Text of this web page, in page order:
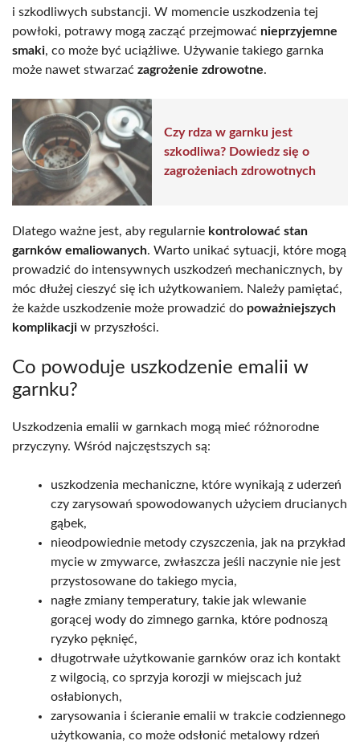
i szkodliwych substancji. W momencie uszkodzenia tej
powłoki, potrawy mogą zacząć przejmować nieprzyjemne
smaki, co może być uciążliwe. Używanie takiego garnka
może nawet stwarzać zagrożenie zdrowotne.
Czy rdza w garnku jest
szkodliwa? Dowiedz się o
zagrożeniach zdrowotnych
Dlatego ważne jest, aby regularnie kontrolować stan
garnków emaliowanych. Warto unikać sytuacji, które mogą
prowadzić do intensywnych uszkodzeń mechanicznych, by
móc dłużej cieszyć się ich użytkowaniem. Należy pamiętać,
że każde uszkodzenie może prowadzić do poważniejszych
komplikacji w przyszłości.
Co powoduje uszkodzenie emalii w
garnku?
Uszkodzenia emalii w garnkach mogą mieć różnorodne
przyczyny. Wśród najczęstszych są:
uszkodzenia mechaniczne, które wynikają z uderzeń
czy zarysowań spowodowanych użyciem drucianych
gąbek,
nieodpowiednie metody czyszczenia, jak na przykład
mycie w zmywarce, zwłaszcza jeśli naczynie nie jest
przystosowane do takiego mycia,
nagłe zmiany temperatury, takie jak wlewanie
gorącej wody do zimnego garnka, które podnoszą
ryzyko pęknięć,
długotrwałe użytkowanie garnków oraz ich kontakt
z wilgocią, co sprzyja korozji w miejscach już
osłabionych,
zarysowania i ścieranie emalii w trakcie codziennego
użytkowania, co może odsłonić metalowy rdzeń